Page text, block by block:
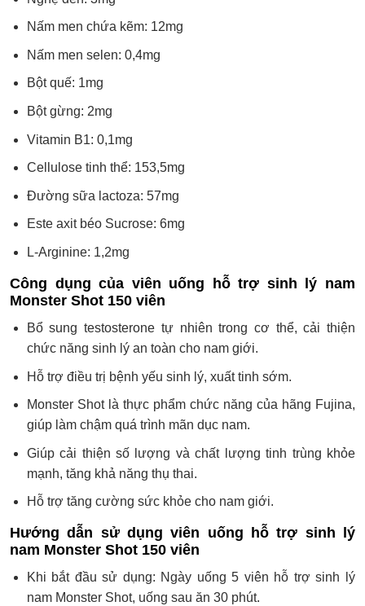
Nấm men chứa kẽm: 12mg
Nấm men selen: 0,4mg
Bột quế: 1mg
Bột gừng: 2mg
Vitamin B1: 0,1mg
Cellulose tinh thể: 153,5mg
Đường sữa lactoza: 57mg
Este axit béo Sucrose: 6mg
L-Arginine: 1,2mg
Công dụng của viên uống hỗ trợ sinh lý nam
Monster Shot 150 viên
Bổ sung testosterone tự nhiên trong cơ thể, cải thiện
chức năng sinh lý an toàn cho nam giới.
Hỗ trợ điều trị bệnh yếu sinh lý, xuất tinh sớm.
Monster Shot là thực phẩm chức năng của hãng Fujina,
giúp làm chậm quá trình mãn dục nam.
Giúp cải thiện số lượng và chất lượng tinh trùng khỏe
mạnh, tăng khả năng thụ thai.
Hỗ trợ tăng cường sức khỏe cho nam giới.
Hướng dẫn sử dụng viên uống hỗ trợ sinh lý
nam Monster Shot 150 viên
Khi bắt đầu sử dụng: Ngày uống 5 viên hỗ trợ sinh lý
nam Monster Shot, uống sau ăn 30 phút.